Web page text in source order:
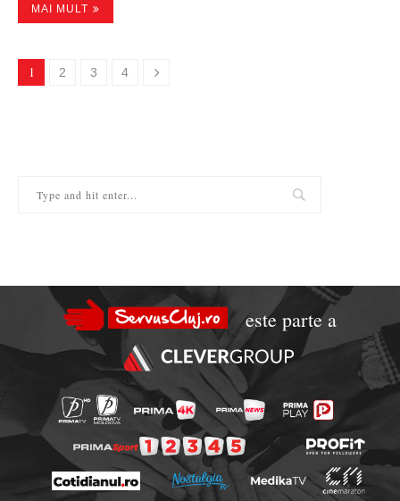
MAI MULT
1 2 3 4
este parte a